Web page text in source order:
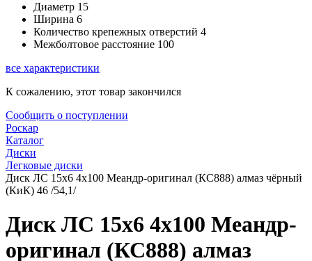
Диаметр 15
Ширина 6
Количество крепежных отверстий 4
Межболтовое расстояние 100
все характеристики
К сожалению, этот товар закончился
Сообщить о поступлении
Роскар
Каталог
Диски
Легковые диски
Диск ЛС 15x6 4x100 Меандр-оригинал (КС888) алмаз чёрный
(КиК) 46 /54,1/
Диск ЛС 15x6 4x100 Меандр-
оригинал (КС888) алмаз